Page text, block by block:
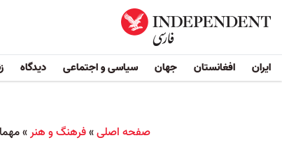
ایران افغانستان جهان سیاسی و اجتماعی دیدگاه
صفحه اصلی»فرهنگ و هنر»